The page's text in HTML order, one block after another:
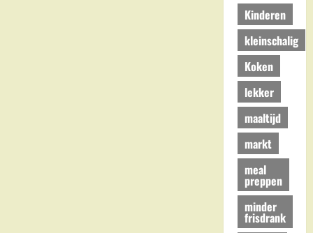
Kinderen
kleinschalig
Koken
lekker
maaltijd
markt
meal
preppen
minder
frisdrank